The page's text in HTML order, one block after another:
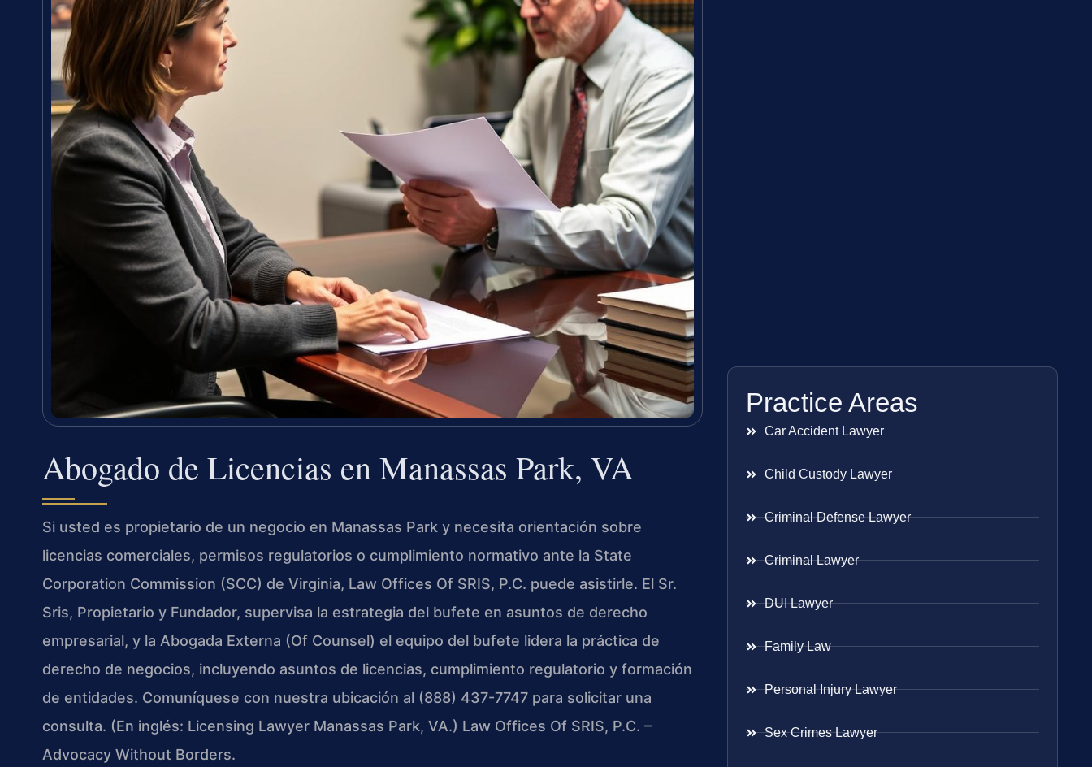
Abogado de Licencias en Manassas Park, VA
Si usted es propietario de un negocio en Manassas Park y necesita orientación sobre
licencias comerciales, permisos regulatorios o cumplimiento normativo ante la State
Corporation Commission (SCC) de Virginia, Law Offices Of SRIS, P.C. puede asistirle. El Sr.
Sris, Propietario y Fundador, supervisa la estrategia del bufete en asuntos de derecho
empresarial, y la Abogada Externa (Of Counsel) el equipo del bufete lidera la práctica de
derecho de negocios, incluyendo asuntos de licencias, cumplimiento regulatorio y formación
de entidades. Comuníquese con nuestra ubicación al (888) 437-7747 para solicitar una
consulta. (En inglés: Licensing Lawyer Manassas Park, VA.) Law Offices Of SRIS, P.C. –
Advocacy Without Borders.
Practice Areas
Car Accident Lawyer
Child Custody Lawyer
Criminal Defense Lawyer
Criminal Lawyer
DUI Lawyer
Family Law
Personal Injury Lawyer
Sex Crimes Lawyer